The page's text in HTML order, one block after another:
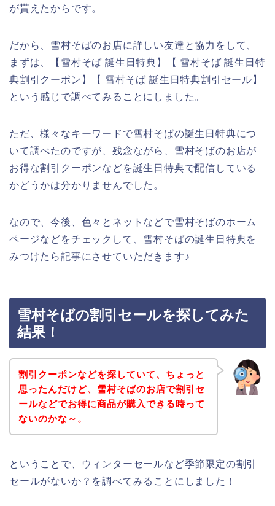
が貰えたからです。
だから、雪村そばのお店に詳しい友達と協力をして、
まずは、【雪村そば 誕生日特典】【 雪村そば 誕生日特
典割引クーポン】【 雪村そば 誕生日特典割引セール】
という感じで調べてみることにしました。
ただ、様々なキーワードで雪村そばの誕生日特典につ
いて調べたのですが、残念ながら、雪村そばのお店が
お得な割引クーポンなどを誕生日特典で配信している
かどうかは分かりませんでした。
なので、今後、色々とネットなどで雪村そばのホーム
ページなどをチェックして、雪村そばの誕生日特典を
みつけたら記事にさせていただきます♪
雪村そばの割引セールを探してみた
結果！
割引クーポンなどを探していて、ちょっと
思ったんだけど、雪村そばのお店で割引セ
ールなどでお得に商品が購入できる時って
ないのかな～。
ということで、ウィンターセールなど季節限定の割引
セールがないか？を調べてみることにしました！